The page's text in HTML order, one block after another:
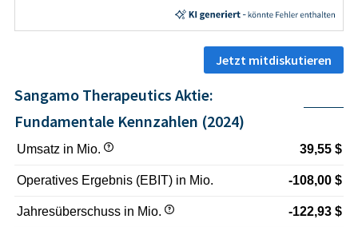
Jetzt mitdiskutieren
Sangamo Therapeutics Aktie:
Fundamentale Kennzahlen (2024)
Umsatz in Mio. 39,55 $
Operatives Ergebnis (EBIT) in Mio. -108,00 $
Jahresüberschuss in Mio. -122,93 $